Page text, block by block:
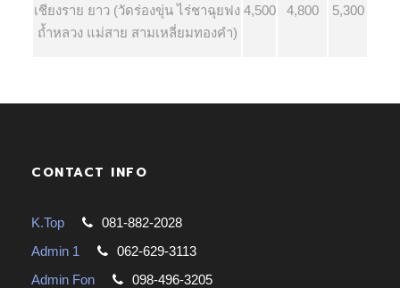
เชียงราย ยาว (วัดร่องขุ่น ไร่ชาฉุยฟง
ถ้ำหลวง แม่สาย สามเหลี่ยมทองคำ)
4,500 4,800 5,300
CONTACT INFO
K.Top
081-882-2028
Admin 1
062-629-3113
Admin Fon
098-496-3205